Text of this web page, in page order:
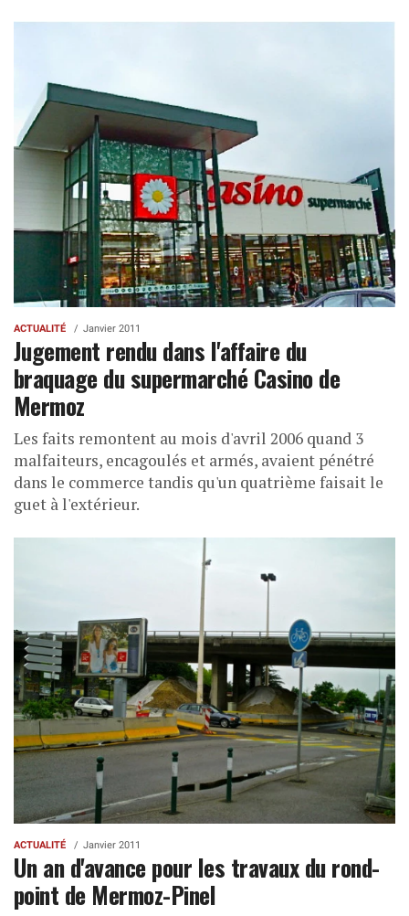
ACTUALITÉ Janvier 2011
Jugement rendu dans l'affaire du
braquage du supermarché Casino de
Mermoz
Les faits remontent au mois d'avril 2006 quand 3
malfaiteurs, encagoulés et armés, avaient pénétré
dans le commerce tandis qu'un quatrième faisait le
guet à l'extérieur.
ACTUALITÉ Janvier 2011
Un an d'avance pour les travaux du rond-
point de Mermoz-Pinel